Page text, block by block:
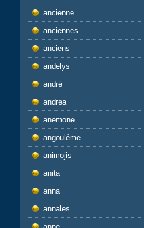
ancienne
anciennes
anciens
andelys
andré
andrea
anemone
angoulême
animojis
anita
anna
annales
anne